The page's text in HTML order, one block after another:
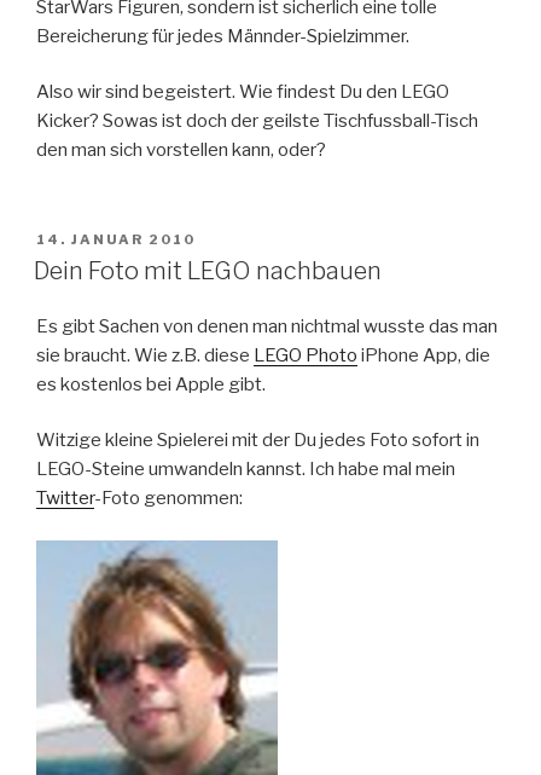
StarWars Figuren, sondern ist sicherlich eine tolle
Bereicherung für jedes Männder-Spielzimmer.
Also wir sind begeistert. Wie findest Du den LEGO
Kicker? Sowas ist doch der geilste Tischfussball-Tisch
den man sich vorstellen kann, oder?
VERÖFFENTLICHT
AM
14. JANUAR 2010
Dein Foto mit LEGO nachbauen
Es gibt Sachen von denen man nichtmal wusste das man
sie braucht. Wie z.B. diese LEGO Photo iPhone App, die
es kostenlos bei Apple gibt.
Witzige kleine Spielerei mit der Du jedes Foto sofort in
LEGO-Steine umwandeln kannst. Ich habe mal mein
Twitter-Foto genommen: